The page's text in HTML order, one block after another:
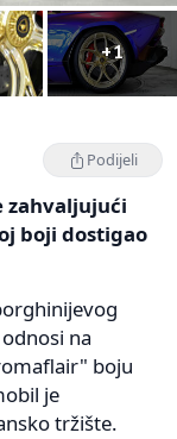
+1
Podijeli
zahvaljujući
boji dostigao
na
boju
je
tržište.